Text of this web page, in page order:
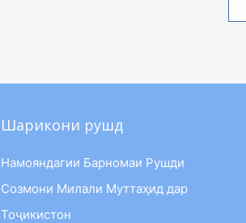
Шарикони рушд
Намояндагии Барномаи Рушди
Созмони Милали Муттаҳид дар
Тоҷикистон